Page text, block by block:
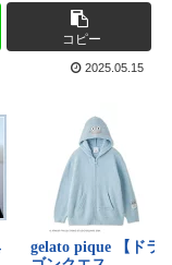
コピー
2025.05.15